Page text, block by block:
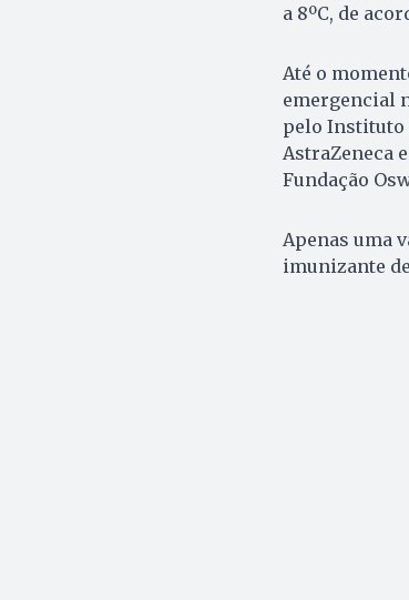
a 8ºC, de
Até o
emergencial
pelo Instituto
AstraZeneca
Fundação
Apenas uma
imunizante